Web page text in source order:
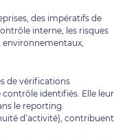
des impératifs de
interne, les risques
environnementaux,
de vérifications
identifiés. Elle leur
le reporting.
d’activité),